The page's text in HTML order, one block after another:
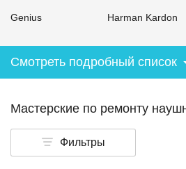
Genius Harman Kardon
Смотреть подробный список
Мастерские по ремонту
Фильтры